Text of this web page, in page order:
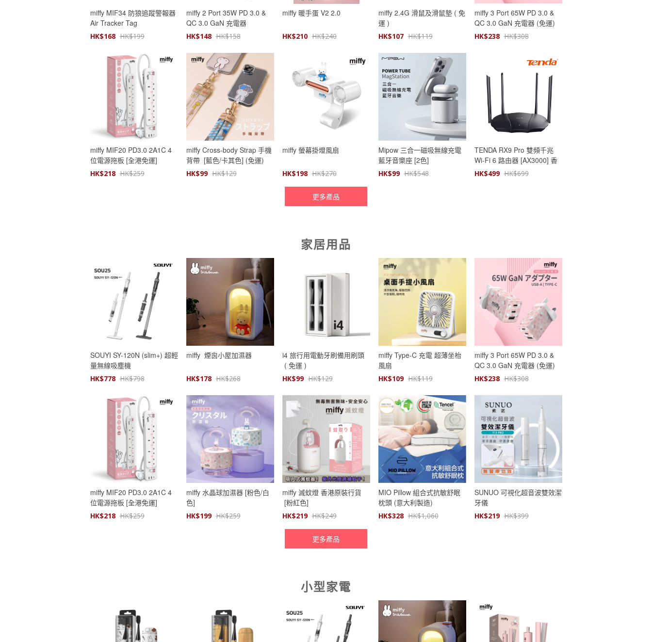
miffy MIF34 防狼追蹤警報器
Air Tracker Tag
HK$168 HK$199
miffy 2 Port 35W PD 3.0 &
QC 3.0 GaN 充電器
HK$148 HK$158
miffy 暖手蛋 V2 2.0
HK$210 HK$240
miffy 2.4G 滑鼠及滑鼠墊 ( 免
運 )
HK$107 HK$119
miffy 3 Port 65W PD 3.0 &
QC 3.0 GaN 充電器 (免運)
HK$238 HK$308
miffy MIF20 PD3.0 2A1C 4
位電源拖板 [全港免運]
HK$218 HK$259
miffy Cross-body Strap 手機
背帶 [藍色/卡其色] (免運)
HK$99 HK$129
miffy 螢幕掛燈風扇
HK$198 HK$270
Mipow 三合一磁吸無線充電
藍牙音樂座 [2色]
HK$99 HK$548
TENDA RX9 Pro 雙頻千兆
Wi-Fi 6 路由器 [AX3000] 香
港行貨
HK$499 HK$699
更多產品
家居用品
SOUYI SY-120N (slim+) 超輕
量無線吸塵機
HK$778 HK$798
miffy 煙囪小屋加濕器
HK$178 HK$268
i4 旅行用電動牙刷備用刷頭
( 免運 )
HK$99 HK$129
miffy Type-C 充電 超薄坐枱
風扇
HK$109 HK$119
miffy 3 Port 65W PD 3.0 &
QC 3.0 GaN 充電器 (免運)
HK$238 HK$308
miffy MIF20 PD3.0 2A1C 4
位電源拖板 [全港免運]
HK$218 HK$259
miffy 水晶球加濕器 [粉色/白
色]
HK$199 HK$259
miffy 滅蚊燈 香港原裝行貨
[粉紅色]
HK$219 HK$249
MIO Pillow 組合式抗敏舒眠
枕頭 (意大利製造)
HK$328 HK$1,060
SUNUO 可視化超音波雙效潔
牙儀
HK$219 HK$399
更多產品
小型家電